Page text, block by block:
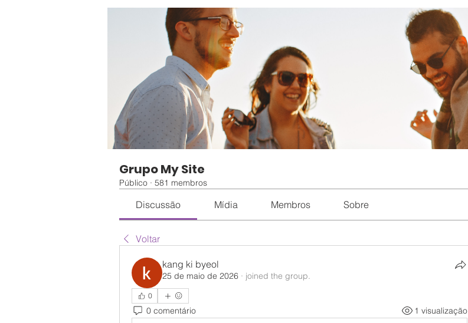
Grupo My Site
Público · 581 membros
Discussão Mídia Membros Sobre
Voltar
kang ki byeol
25 de maio de 2026 · joined the group.
0
0 comentário 1 visualização